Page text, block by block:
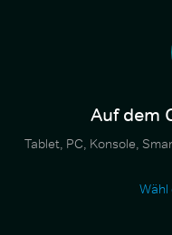
Auf dem
Tablet, PC, Konsole,
Wähl